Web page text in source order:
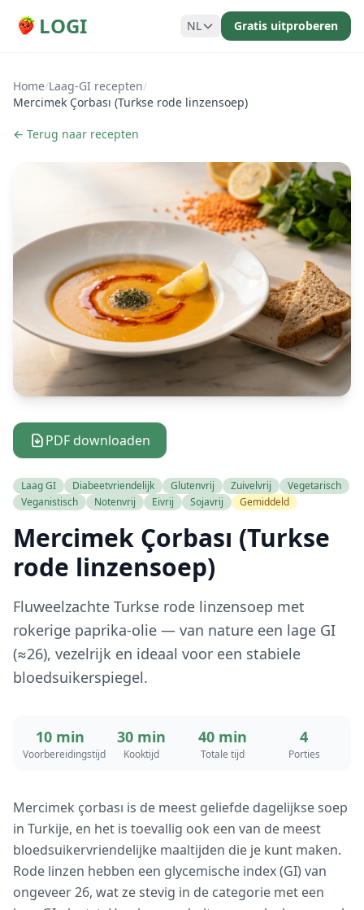
LOGI NL Gratis uitproberen
Home/Laag-GI recepten/
Mercimek Çorbası (Turkse rode linzensoep)
← Terug naar recepten
PDF downloaden
Laag GI Diabeetvriendelijk Glutenvrij Zuivelvrij
Vegetarisch
Veganistisch
Notenvrij Eivrij Sojavrij Gemiddeld
Mercimek Çorbası (Turkse
rode linzensoep)
Fluweelzachte Turkse rode linzensoep met
rokerige paprika-olie — van nature een lage GI
(≈26), vezelrijk en ideaal voor een stabiele
bloedsuikerspiegel.
10 min
Voorbereidingstijd
30 min
Kooktijd
40 min
Totale tijd
4
Porties
Mercimek çorbası is de meest geliefde dagelijkse soep
in Turkije, en het is toevallig ook een van de meest
bloedsuikervriendelijke maaltijden die je kunt maken.
Rode linzen hebben een glycemische index (GI) van
ongeveer 26, wat ze stevig in de categorie met een